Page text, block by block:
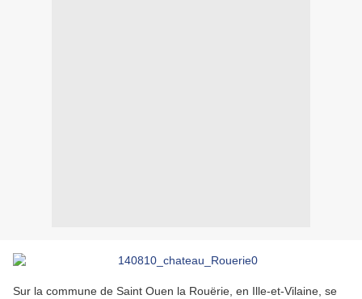
Sur la commune de Saint Ouen la Rouërie, en Ille-et-Vilaine, se